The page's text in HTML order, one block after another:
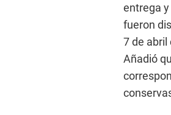
entrega
fueron
7 de abril
Añadió